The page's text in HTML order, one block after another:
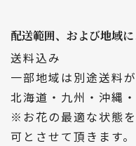
配送範囲、および地域
送料込み
一部地域は別途送料が
北海道・九州・沖縄
※お花の最適な状態
可とさせて頂きます。